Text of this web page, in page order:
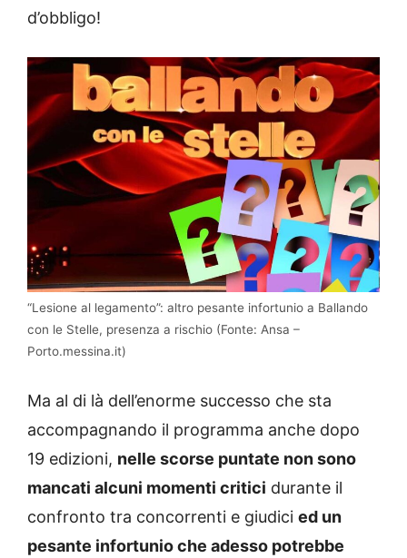
d’obbligo!
“Lesione al legamento”: altro pesante infortunio a Ballando
con le Stelle, presenza a rischio (Fonte: Ansa –
Porto.messina.it)
Ma al di là dell’enorme successo che sta
accompagnando il programma anche dopo
19 edizioni, nelle scorse puntate non sono
mancati alcuni momenti critici durante il
confronto tra concorrenti e giudici ed un
pesante infortunio che adesso potrebbe